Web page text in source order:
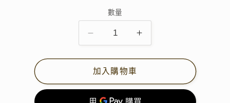
數量
專
用
用
加入購物車